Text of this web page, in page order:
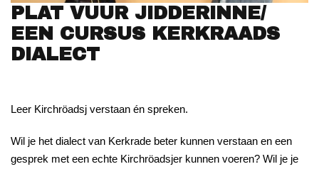
PLAT VUUR JIDDERINNE/
EEN CURSUS KERKRAADS
DIALECT
Leer Kirchröadsj verstaan én spreken.
Wil je het dialect van Kerkrade beter kunnen verstaan en een
gesprek met een echte Kirchröadsjer kunnen voeren? Wil je je